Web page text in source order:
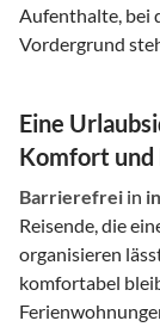
Aufenthalte, bei
Vordergrund
Eine
Komfort
Barrierefrei in
Reisende, die
organisieren
komfortabel